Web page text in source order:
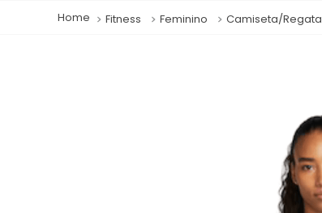
Fitness Feminino Camiseta/Regata